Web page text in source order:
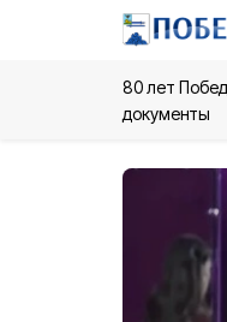
80 лет
документы